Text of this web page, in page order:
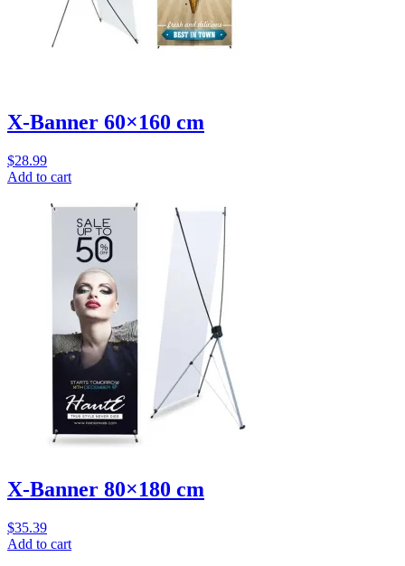
X-Banner 60×160 cm
$28.99
Add to cart
X-Banner 80×180 cm
$35.39
Add to cart